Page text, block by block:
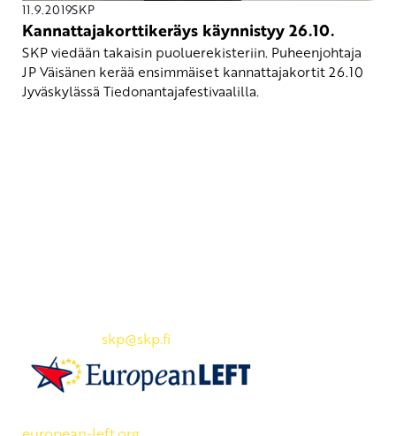
11.9.2019SKP
Kannattajakorttikeräys käynnistyy 26.10.
SKP viedään takaisin puoluerekisteriin. Puheenjohtaja
JP Väisänen kerää ensimmäiset kannattajakortit 26.10
Jyväskylässä Tiedonantajafestivaalilla.
skp@skp.fi